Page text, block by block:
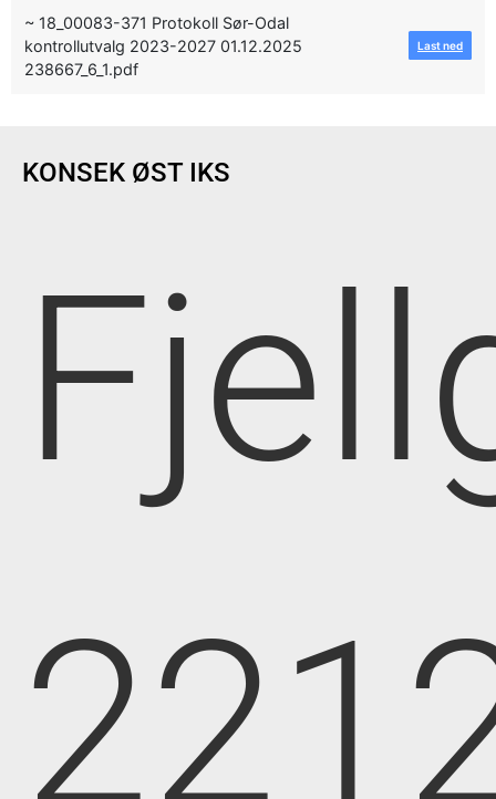
~ 18_00083-371 Protokoll Sør-Odal
kontrollutvalg 2023-2027 01.12.2025
238667_6_1.pdf
Last ned
KONSEK ØST IKS